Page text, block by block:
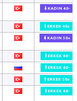
KADIN 40-
ERKEK 40+
KADIN 50+
ERKEK 40-
ERKEK 40-
ERKEK 50+
ERKEK 40-